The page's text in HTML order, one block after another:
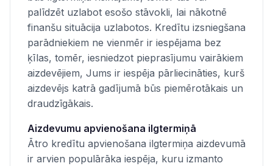
palīdzēt uzlabot esošo stāvokli, lai nākotnē
finanšu situācija uzlabotos. Kredītu izsniegšana
parādniekiem ne vienmēr ir iespējama bez
ķīlas, tomēr, iesniedzot pieprasījumu vairākiem
aizdevējiem, Jums ir iespēja pārliecināties, kurš
aizdevējs katrā gadījumā būs piemērotākais un
draudzīgākais.
Aizdevumu apvienošana ilgtermiņā
Ātro kredītu apvienošana ilgtermiņa aizdevumā
ir arvien populārāka iespēja, kuru izmanto